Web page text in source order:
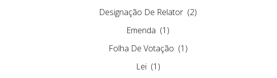
Designação De Relator (2)
Emenda (1)
Folha De Votação (1)
Lei (1)